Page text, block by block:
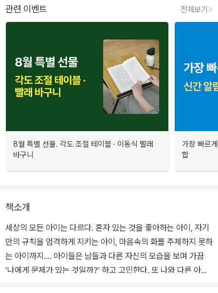
관련 이벤트 전체보기
8월 특별 선물. 각도 조절 테이블 · 이동식 빨래
바구니
가장 빠르
합
책소개
세상의 모든 아이는 다르다. 혼자 있는 것을 좋아하는 아이, 자기
만의 규칙을 엄격하게 지키는 아이, 마음속의 화를 주체하지 못하
는 아이까지…. 아이들은 남들과 다른 자신의 모습을 보며 가끔
‘나에게 문제가 있는 것일까?’ 하고 고민한다. 또 나와 다른 아이